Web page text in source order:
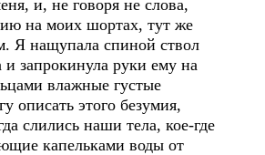
и, не говоря не слова,
на моих шортах, тут же
Я нащупала спиной ствол
и запрокинула руки ему на
влажные густые
описать этого безумия,
слились наши тела, кое-где
капельками воды от